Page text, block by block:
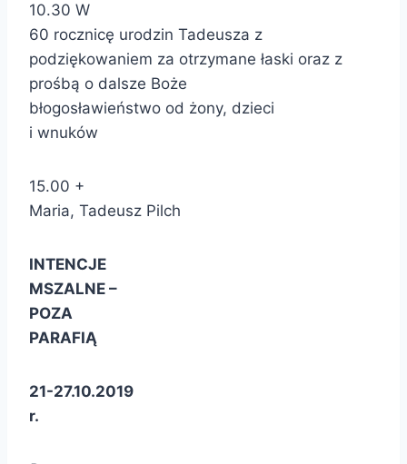
10.30 W
60 rocznicę urodzin Tadeusza z
podziękowaniem za otrzymane łaski oraz z
prośbą o dalsze Boże
błogosławieństwo od żony, dzieci
i wnuków
15.00 +
Maria, Tadeusz Pilch
INTENCJE
MSZALNE –
POZA
PARAFIĄ
21-27.10.2019
r.